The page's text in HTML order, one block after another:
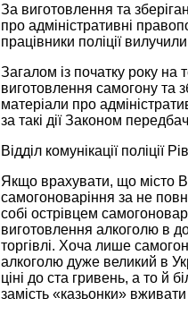
За виготовлення та
про адміністративні
працівники поліції
Загалом із початку року на
виготовлення самогону та
матеріали про
за такі дії Законом
Відділ комунікації поліції
Якщо врахувати, що місто
самогоноваріння за не
собі острівцем
виготовлення алкоголю в
торгівлі. Хоча лише
алкоголю дуже великий в
ціні до ста гривень, а то й
замість «казьонки»